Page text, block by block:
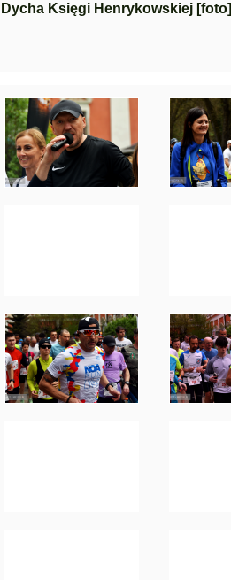
Księgi Henrykowskiej [foto]